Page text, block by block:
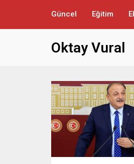
Güncel Eğitim
Oktay Vural